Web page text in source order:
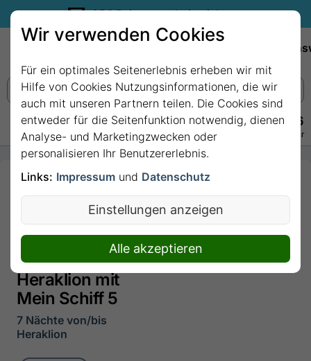
35€ Reisegutschein sichern.
+49 228 3875 7256
Persönlich · Kostenlos · Täglich 08–22 Uhr
7 Nächte -
Vielfalt des
Östlichen
Mittelmeers -
ab/bis
Heraklion mit
Mein Schiff 5
7 Nächte von/bis
Heraklion
Wir verwenden Cookies
Für ein optimales Seitenerlebnis erheben wir mit
Hilfe von Cookies Nutzungsinformationen, die wir
auch mit unseren Partnern teilen. Die Cookies sind
entweder für die Seitenfunktion notwendig, dienen
Analyse- und Marketingzwecken oder
personalisieren Ihr Benutzererlebnis.
Links: Impressum und Datenschutz
Einstellungen anzeigen
Alle akzeptieren